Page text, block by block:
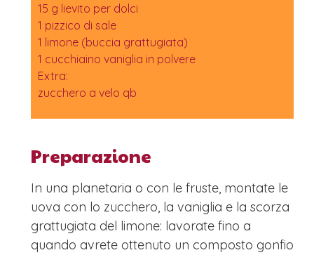
15 g lievito per dolci
1 pizzico di sale
1 limone (buccia grattugiata)
1 cucchiaino vaniglia in polvere
Extra:
zucchero a velo qb
Preparazione
In una planetaria o con le fruste, montate le
uova con lo zucchero, la vaniglia e la scorza
grattugiata del limone: lavorate fino a
quando avrete ottenuto un composto gonfio